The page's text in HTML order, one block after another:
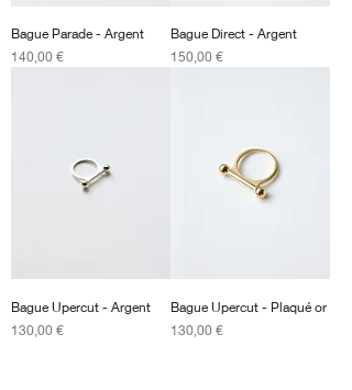
Bague Parade - Argent
Prix
140,00 €
Bague Direct - Argent
Prix
150,00 €
Bague Upercut - Argent
Prix
130,00 €
Bague Upercut - Plaqué or
Prix
130,00 €